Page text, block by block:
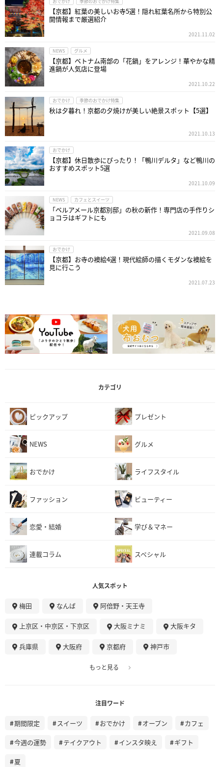
【京都】紅葉の美しいお寺5選！隠れ紅葉名所から特別公
開情報まで厳選紹介
2021.11.02
NEWS グルメ
【京都】ベトナム南部の「花鍋」をアレンジ！華やかな精
進鍋が人気店に登場
2021.10.22
おでかけ 季節のおでかけ特集
秋は夕暮れ！京都の夕焼けが美しい絶景スポット【5選】
2021.10.13
おでかけ
【京都】休日散歩にぴったり！「鴨川デルタ」など鴨川の
おすすめスポット5選
2021.10.09
NEWS カフェとスイーツ
「ベルアメール京都別邸」の秋の新作！専門店の手作りシ
ョコラはギフトにも
2021.09.08
おでかけ
【京都】お寺の襖絵4選！現代絵師の描くモダンな襖絵を
見に行こう
2021.07.23
カテゴリ
ピックアップ プレゼント
NEWS グルメ
おでかけ ライフスタイル
ファッション ビューティー
恋愛・結婚 学び＆マネー
連載コラム スペシャル
人気スポット
梅田 なんば 阿倍野・天王寺
上京区・中京区・下京区 大阪ミナミ 大阪キタ
兵庫県 大阪府 京都府 神戸市
もっと見る
注目ワード
期間限定 スイーツ おでかけ オープン カフェ
今週の運勢 テイクアウト インスタ映え ギフト
夏